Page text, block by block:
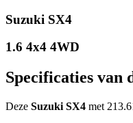
Suzuki SX4
1.6 4x4 4WD
Specificaties van
Deze Suzuki SX4 met